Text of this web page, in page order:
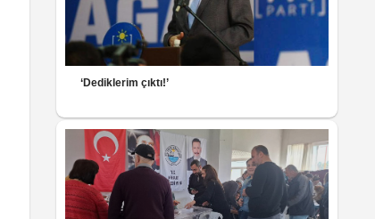
‘Dediklerim çıktı!’